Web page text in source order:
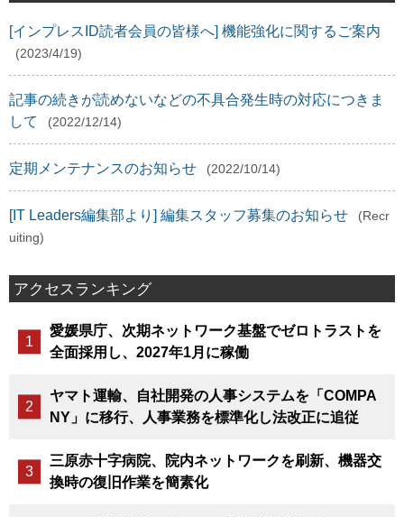
[インプレスID読者会員の皆様へ] 機能強化に関するご案内
(2023/4/19)
記事の続きが読めないなどの不具合発生時の対応につきま
して
(2022/12/14)
定期メンテナンスのお知らせ (2022/10/14)
[IT Leaders編集部より] 編集スタッフ募集のお知らせ
(Recr
uiting)
アクセスランキング
愛媛県庁、次期ネットワーク基盤でゼロトラストを
全面採用し、2027年1月に稼働
ヤマト運輸、自社開発の人事システムを「COMPA
NY」に移行、人事業務を標準化し法改正に追従
三原赤十字病院、院内ネットワークを刷新、機器交
換時の復旧作業を簡素化